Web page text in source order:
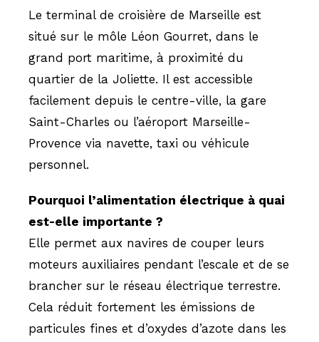
Le terminal de croisière de Marseille est
situé sur le môle Léon Gourret, dans le
grand port maritime, à proximité du
quartier de la Joliette. Il est accessible
facilement depuis le centre-ville, la gare
Saint-Charles ou l’aéroport Marseille-
Provence via navette, taxi ou véhicule
personnel.
Pourquoi l’alimentation électrique à quai
est-elle importante ?
Elle permet aux navires de couper leurs
moteurs auxiliaires pendant l’escale et de se
brancher sur le réseau électrique terrestre.
Cela réduit fortement les émissions de
particules fines et d’oxydes d’azote dans les